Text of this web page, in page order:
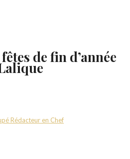
de fin d’année
Rédacteur en Chef